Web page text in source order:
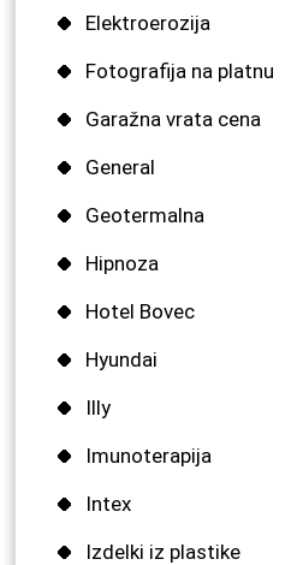
Elektroerozija
Fotografija na platnu
Garažna vrata cena
General
Geotermalna
Hipnoza
Hotel Bovec
Hyundai
Illy
Imunoterapija
Intex
Izdelki iz plastike